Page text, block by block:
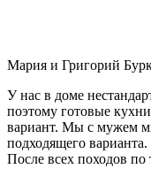
Мария и Григорий
У нас в доме
поэтому готовые
вариант. Мы с мужем
подходящего варианта.
После всех походов